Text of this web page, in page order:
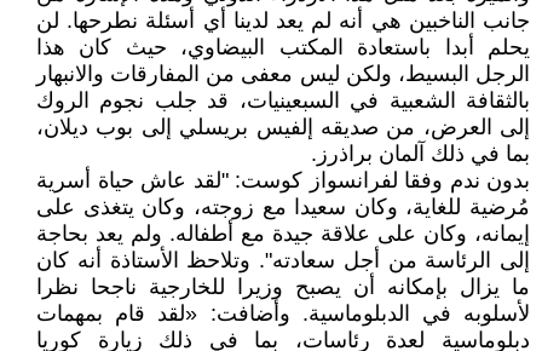
جانب الناخبين هي أنه لم يعد لدينا أي أسئلة نطرحها. لن
يحلم أبدا باستعادة المكتب البيضاوي، حيث كان هذا
الرجل البسيط، ولكن ليس معفى من المفارقات والانبهار
بالثقافة الشعبية في السبعينيات، قد جلب نجوم الروك
إلى العرض، من صديقه إلفيس بريسلي إلى بوب ديلان،
بما في ذلك آلمان براذرز.
بدون ندم وفقا لفرانسواز كوست: "لقد عاش حياة أسرية
مُرضية للغاية، وكان سعيدا مع زوجته، وكان يتغذى على
إيمانه، وكان على علاقة جيدة مع أطفاله. ولم يعد بحاجة
إلى الرئاسة من أجل سعادته". وتلاحظ الأستاذة أنه كان
ما يزال بإمكانه أن يصبح وزيرا للخارجية ناجحا نظرا
لأسلوبه في الدبلوماسية. وأضافت: «لقد قام بمهمات
دبلوماسية لعدة رئاسات، بما في ذلك زيارة كوريا